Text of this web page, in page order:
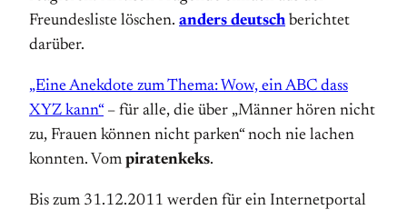
Freundesliste löschen. anders deutschberichtet
darüber.
„Eine Anekdote zum Thema: Wow, ein ABC dass
XYZ kann“ – für alle, die über „Männer hören nicht
zu, Frauen können nicht parken“ noch nie lachen
konnten. Vom piratenkeks.
Bis zum 31.12.2011 werden für ein Internetportal